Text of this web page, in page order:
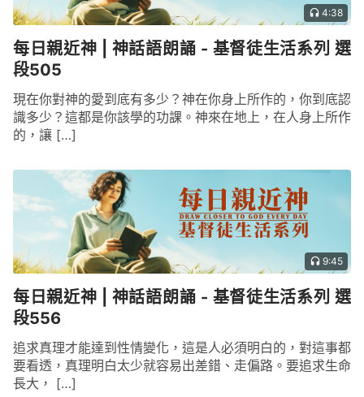
4:38
每日親近神 | 神話語朗誦 - 基督徒生活系列 選
段505
現在你對神的愛到底有多少？神在你身上所作的，你到底認
識多少？這都是你該學的功課。神來在地上，在人身上所作
的，讓 […]
9:45
每日親近神 | 神話語朗誦 - 基督徒生活系列 選
段556
追求真理才能達到性情變化，這是人必須明白的，對這事都
要看透，真理明白太少就容易出差錯、走偏路。要追求生命
長大， […]